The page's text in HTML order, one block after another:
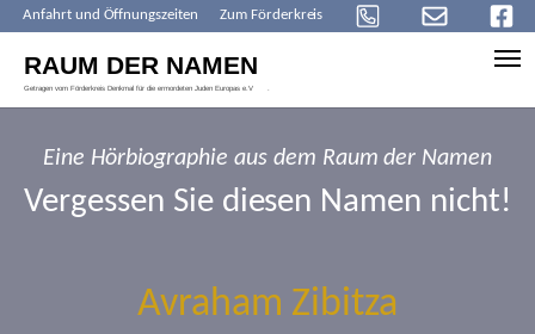
Anfahrt und Öffnungszeiten Zum Förderkreis
Eine Hörbiographie aus dem Raum der Namen
Vergessen Sie diesen Namen nicht!
Avraham Zibitza